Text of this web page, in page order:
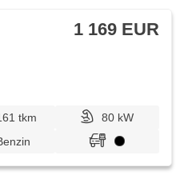
1 169 EUR
tkm
80 kW